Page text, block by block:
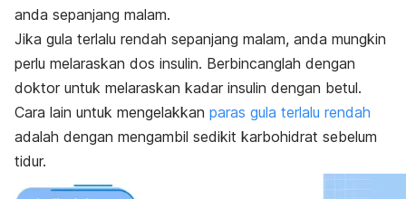
anda sepanjang malam.
Jika gula terlalu rendah sepanjang malam, anda mungkin
perlu melaraskan dos insulin. Berbincanglah dengan
doktor untuk melaraskan kadar insulin dengan betul.
Cara lain untuk mengelakkan paras gula terlalu rendah
adalah dengan mengambil sedikit karbohidrat sebelum
tidur.